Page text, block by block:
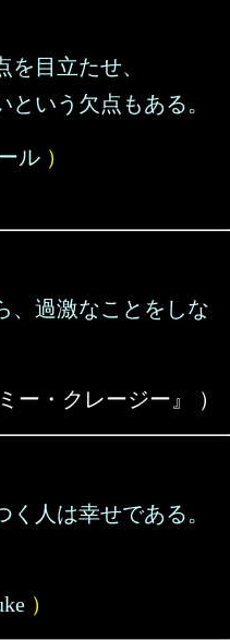
目立たせ、
いう欠点もある。
ル ）
、過激なことをしな
ー・クレージー』 ）
く人は幸せである。
）